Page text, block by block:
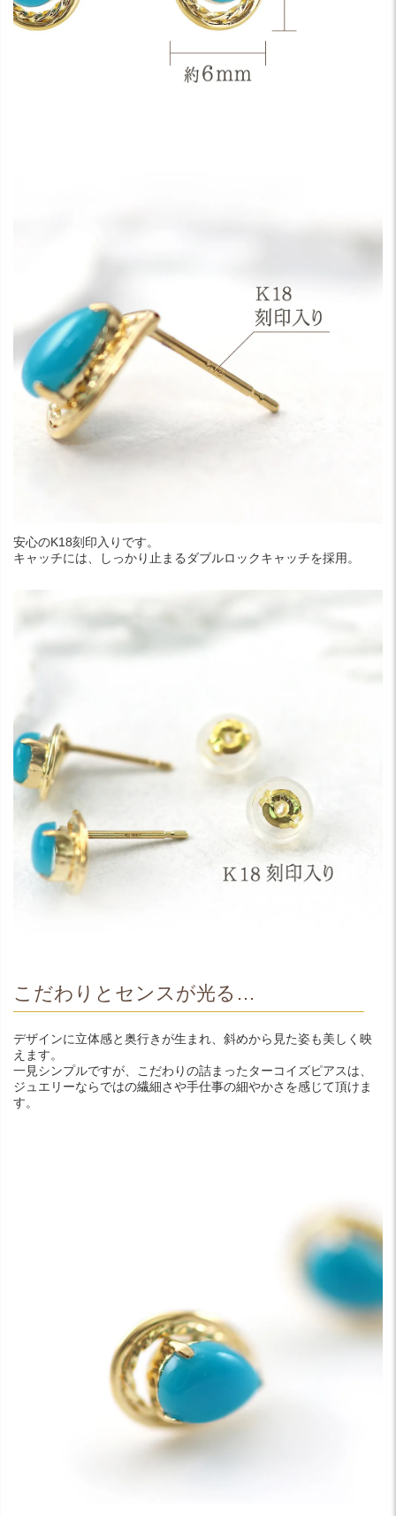
安心のK18刻印入りです。
キャッチには、しっかり止まるダブルロックキャッチを採用。
こだわりとセンスが光る…
デザインに立体感と奥行きが生まれ、斜めから見た姿も美しく映
えます。
一見シンプルですが、こだわりの詰まったターコイズピアスは、
ジュエリーならではの繊細さや手仕事の細やかさを感じて頂けま
す。